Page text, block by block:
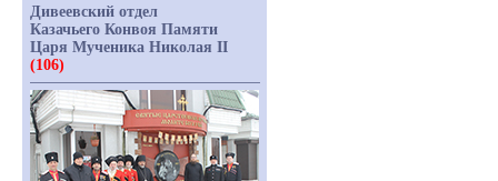
Дивеевский отдел
Казачьего Конвоя Памяти
Царя Мученика Николая II
(106)